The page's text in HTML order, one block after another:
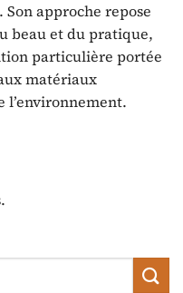
approche repose
beau et du pratique,
particulière portée
matériaux
l’environnement.